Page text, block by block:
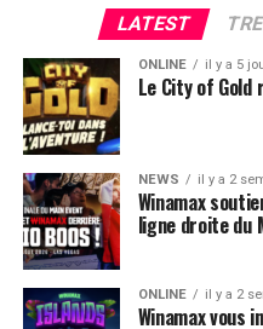
Hugues Mazerolle,
LATEST
ONLINE il y a 5
Le City of Gold
NEWS il y a 2
Winamax
ligne droite du
ONLINE il y a 2
Winamax vous